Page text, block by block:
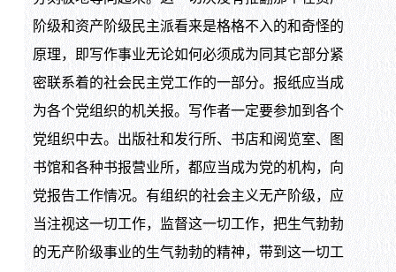
阶级和资产阶级民主派看来是格格不入的和奇怪的
原理，即写作事业无论如何必须成为同其它部分紧
密联系着的社会民主党工作的一部分。报纸应当成
为各个党组织的机关报。写作者一定要参加到各个
党组织中去。出版社和发行所、书店和阅览室、图
书馆和各种书报营业所，都应当成为党的机构，向
党报告工作情况。有组织的社会主义无产阶级，应
当注视这一切工作，监督这一切工作，把生气勃勃
的无产阶级事业的生气勃勃的精神，带到这一切工